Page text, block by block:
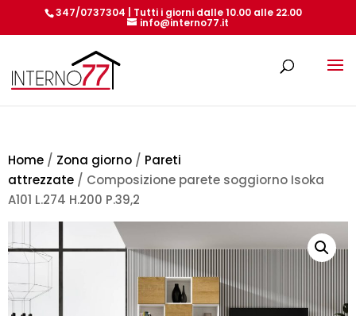
347/0737304 | Tutti i giorni dalle 10.00 alle 22.00
info@interno77.it
Home / Zona giorno / Pareti
attrezzate / Composizione parete soggiorno Isoka
A101 L.274 H.200 P.39,2